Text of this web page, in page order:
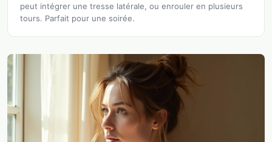
peut intégrer une tresse latérale, ou enrouler en plusieurs
tours. Parfait pour une soirée.